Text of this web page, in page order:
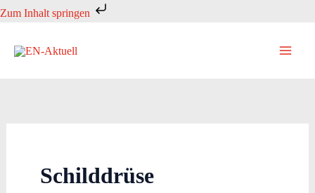
Zum Inhalt springen
Zum
springen
Schilddrüse